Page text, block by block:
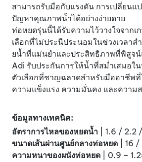
สามารถรับมือกับแรงดัน การเปลี่ยนแ
ปัญหาคุณภาพน้ำได้อย่างง่ายดาย
ท่อหยดรุ่นนี้ได้รับความไว้วางใจจากเ
เลือกที่ไม่ประนีประนอมในช่วงเวลาส
ยน้ำที่แม่นยำและประสิทธิภาพที่พิสูจ
Adi รับประกันการให้น้ำที่สม่ำเสมอใ
ตัวเลือกที่ชาญฉลาดสำหรับมืออาชีพ
ความแข็งแรง ความมั่นคง และความ
ข้อมูลทางเทคนิค:
อัตราการไหลของหยดน้ำ | 1.6 / 2.2
ขนาดเส้นผ่านศูนย์กลางท่อหยด | 16
ความหนาของผนังท่อหยด | 0.9 –